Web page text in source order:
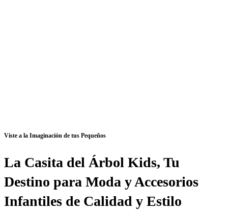
Viste a la Imaginación de tus Pequeños
La Casita del Árbol Kids, Tu
Destino para Moda y Accesorios
Infantiles de Calidad y Estilo